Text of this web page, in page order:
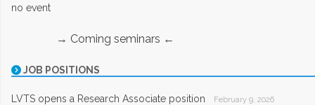
no event
→ Coming seminars ←
JOB POSITIONS
LVTS opens a Research Associate position February 9, 2026